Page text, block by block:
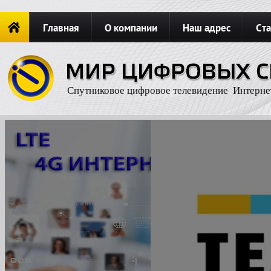
Главная О компании Наш адрес
Новости Карта сайта
Спутниковое цифровое телевидение